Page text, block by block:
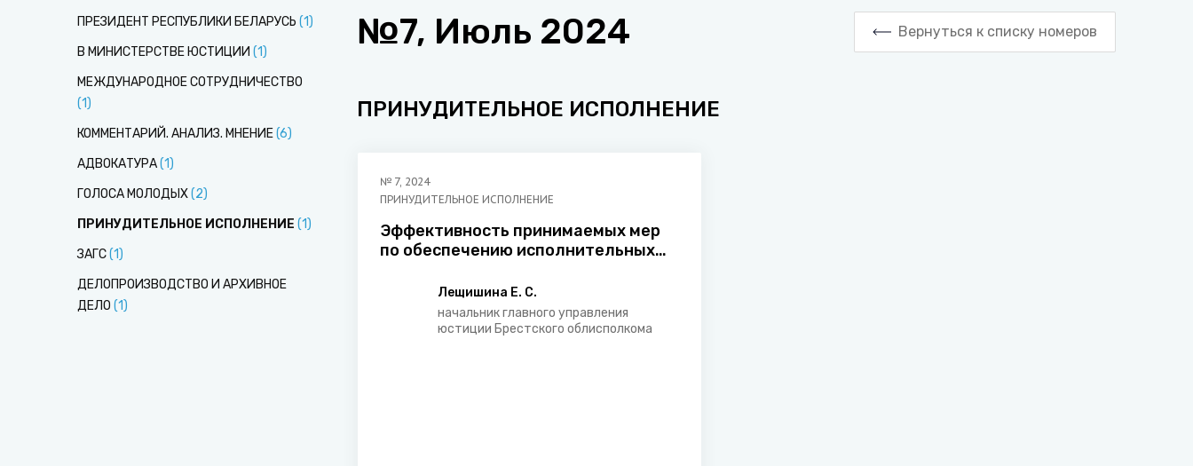
ПРЕЗИДЕНТ РЕСПУБЛИКИ БЕЛАРУСЬ (1)
В МИНИСТЕРСТВЕ ЮСТИЦИИ (1)
МЕЖДУНАРОДНОЕ СОТРУДНИЧЕСТВО
(1)
КОММЕНТАРИЙ. АНАЛИЗ. МНЕНИЕ(6)
АДВОКАТУРА(1)
ГОЛОСА МОЛОДЫХ(2)
ПРИНУДИТЕЛЬНОЕ ИСПОЛНЕНИЕ (1)
ЗАГС(1)
ДЕЛОПРОИЗВОДСТВО И АРХИВНОЕ
ДЕЛО (1)
№7, Июль 2024 Вернуться к списку номеров
ПРИНУДИТЕЛЬНОЕ ИСПОЛНЕНИЕ
№ 7, 2024
ПРИНУДИТЕЛЬНОЕ ИСПОЛНЕНИЕ
Эффективность принимаемых мер
по обеспечению исполнительных
Лещишина Е. С.
начальник главного управления
юстиции Брестского облисполкома